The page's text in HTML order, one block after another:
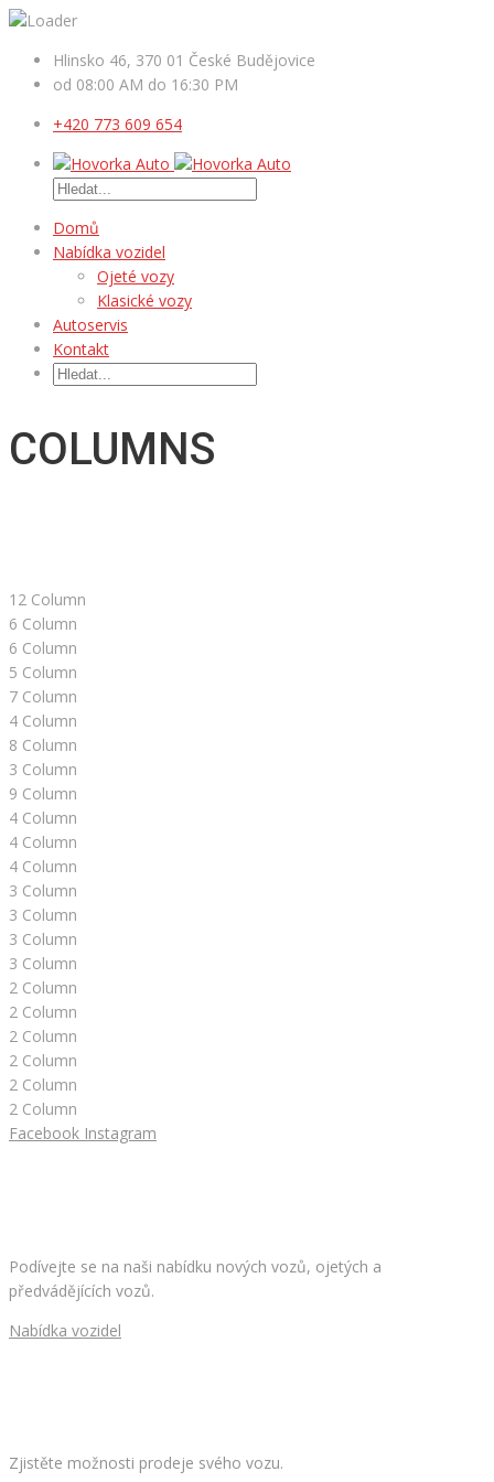
Hlinsko 46, 370 01 České Budějovice
od 08:00 AM do 16:30 PM
+420 773 609 654
Domů
Nabídka vozidel
Ojeté vozy
Klasické vozy
Autoservis
Kontakt
COLUMNS
12 Column
6 Column
6 Column
5 Column
7 Column
4 Column
8 Column
3 Column
9 Column
4 Column
4 Column
4 Column
3 Column
3 Column
3 Column
3 Column
2 Column
2 Column
2 Column
2 Column
2 Column
2 Column
Facebook Instagram
Podívejte se na naši nabídku nových vozů, ojetých a
předvádějících vozů.
Nabídka vozidel
Zjistěte možnosti prodeje svého vozu.